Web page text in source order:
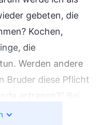
gebeten, die
Kochen,
die
Werden andere
Bruder diese Pflicht
ertragen?“ Bei
minderwertig.